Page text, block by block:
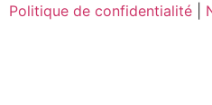
Politique de confidentialité